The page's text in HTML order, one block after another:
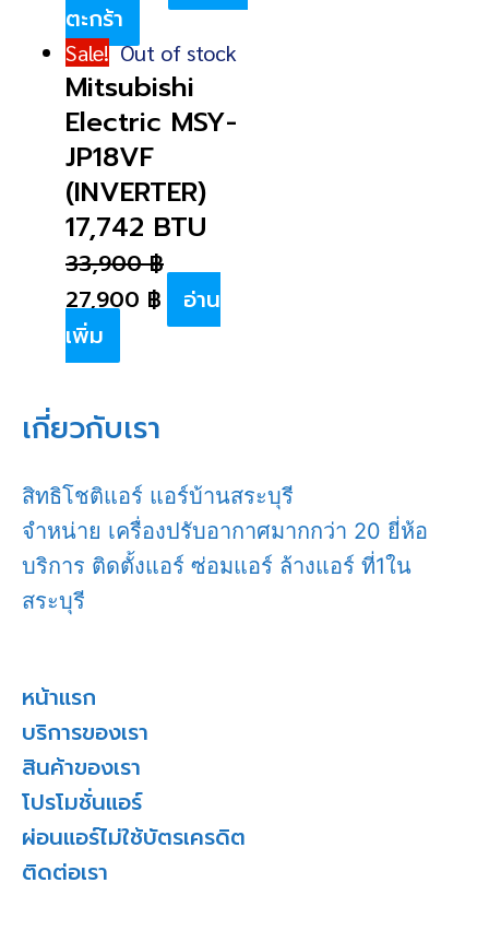
ตะกร้า
Sale! Out of stock
Mitsubishi
Electric MSY-
JP18VF
(INVERTER)
17,742 BTU
33,900฿
27,900 ฿
อ่าน
เพิ่ม
เกี่ยวกับเรา
สิทธิโชติแอร์ แอร์บ้านสระบุรี
จำหน่าย เครื่องปรับอากาศมากกว่า 20 ยี่ห้อ
บริการ ติดตั้งแอร์ ซ่อมแอร์ ล้างแอร์ ที่1ใน
สระบุรี
หน้าแรก
บริการของเรา
สินค้าของเรา
โปรโมชั่นแอร์
ผ่อนแอร์ไม่ใช้บัตรเครดิต
ติดต่อเรา